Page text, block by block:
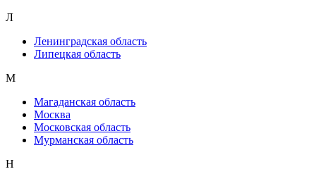
Л
Ленинградская область
Липецкая область
М
Магаданская область
Москва
Московская область
Мурманская область
Н